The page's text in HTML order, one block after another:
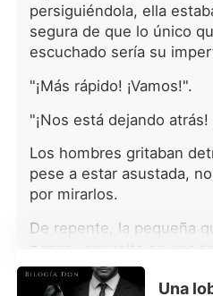
tu vida
última
era una
como los pumas.
de su
en
persiguiéndola, ella
segura de que lo único
escuchado sería su
"¡Más rápido! ¡Vamos!".
"¡Nos está dejando atrás!
Los hombres gritaban
pese a estar asustada,
por mirarlos.
De repente, la pequeña
pecho, envuelta en una
sus brazos; debía estar
movimiento brusco al
Una